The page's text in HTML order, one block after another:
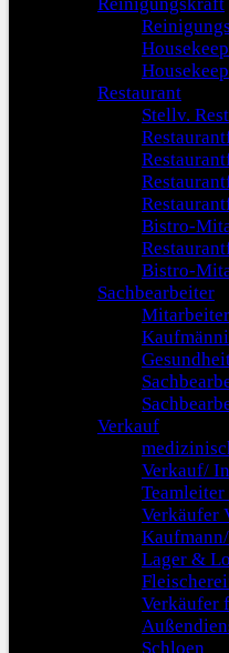
Restaurant
Stellv.
Bistro-
Bistro-
Sachbearbeiter
Verkauf
Verkauf/
Verkäufer
Lager &
Verkäufer
Schloen